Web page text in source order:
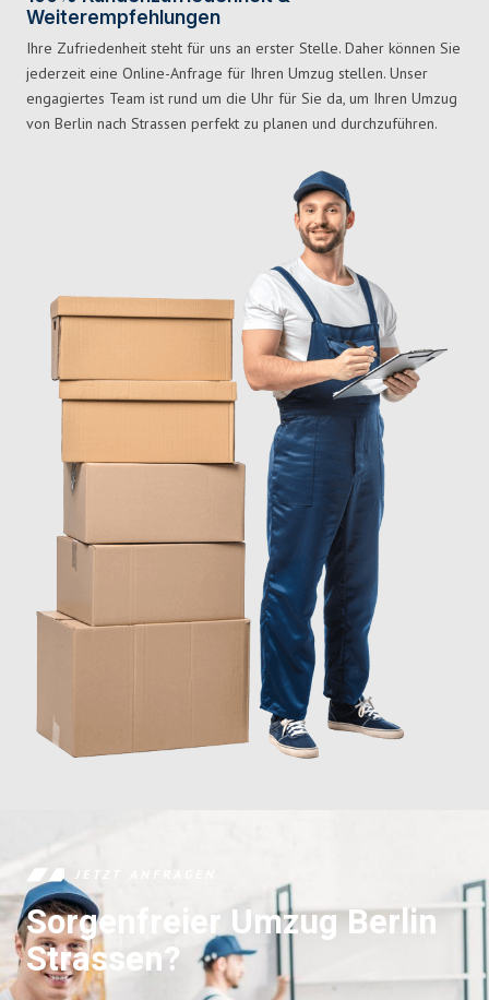
Weiterempfehlungen
Ihre Zufriedenheit steht für uns an erster Stelle. Daher können Sie
jederzeit eine Online-Anfrage für Ihren Umzug stellen. Unser
engagiertes Team ist rund um die Uhr für Sie da, um Ihren Umzug
von Berlin nach Strassen perfekt zu planen und durchzuführen.
JETZT ANFRAGEN
Sorgenfreier Umzug Berlin
Strassen?